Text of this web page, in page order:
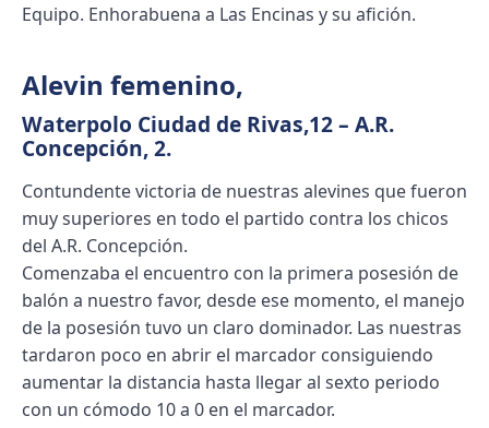
Equipo. Enhorabuena a Las Encinas y su afición.
Alevin femenino,
Waterpolo Ciudad de Rivas,12 – A.R.
Concepción, 2.
Contundente victoria de nuestras alevines que fueron
muy superiores en todo el partido contra los chicos
del A.R. Concepción.
Comenzaba el encuentro con la primera posesión de
balón a nuestro favor, desde ese momento, el manejo
de la posesión tuvo un claro dominador. Las nuestras
tardaron poco en abrir el marcador consiguiendo
aumentar la distancia hasta llegar al sexto periodo
con un cómodo 10 a 0 en el marcador.